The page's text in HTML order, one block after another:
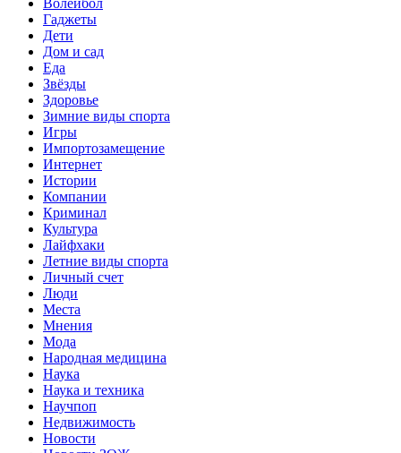
Гаджеты
Дети
Дом и сад
Еда
Звёзды
Здоровье
Зимние виды спорта
Игры
Импортозамещение
Интернет
Истории
Компании
Криминал
Культура
Лайфхаки
Летние виды спорта
Личный счет
Люди
Места
Мнения
Мода
Народная медицина
Наука
Наука и техника
Научпоп
Недвижимость
Новости